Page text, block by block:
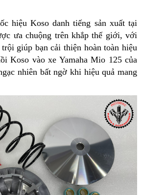
hiệu Koso danh tiếng sản xuất tại
ưa chuộng trên khắp thế giới, với
giúp bạn cải thiện hoàn toàn hiệu
Koso vào xe Yamaha Mio 125 của
nhiên bất ngờ khi hiệu quả mang